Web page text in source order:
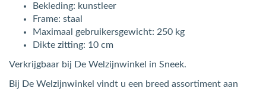
Bekleding: kunstleer
Frame: staal
Maximaal gebruikersgewicht: 250 kg
Dikte zitting: 10 cm
Verkrijgbaar bij De Welzijnwinkel in Sneek.
Bij De Welzijnwinkel vindt u een breed assortiment aan